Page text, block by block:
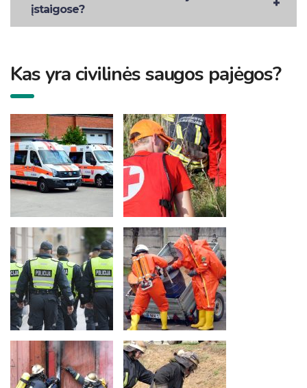
įstaigose?
Kas yra civilinės saugos pajėgos?